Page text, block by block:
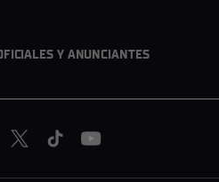
Y ANUNCIANTES